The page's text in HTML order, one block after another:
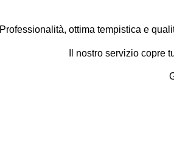
Professionalità, ottima tempistica e
Il nostro servizio copre